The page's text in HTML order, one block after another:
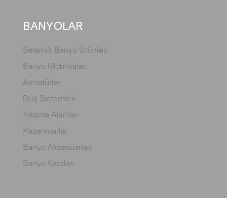
BANYOLAR
Seramik Banyo Ürünleri
Banyo Mobilyaları
Armatürler
Duş Sistemleri
Yıkama Alanları
Rezervuarlar
Banyo Aksesuarları
Banyo Karoları